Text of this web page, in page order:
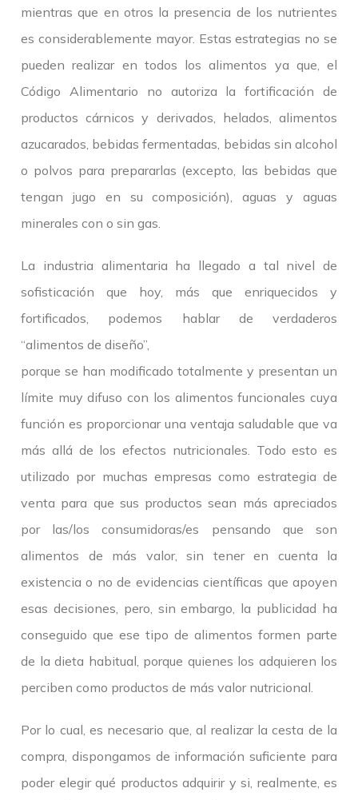
mientras que en otros la presencia de los nutrientes
es considerablemente mayor. Estas estrategias no se
pueden realizar en todos los alimentos ya que, el
Código Alimentario no autoriza la fortificación de
productos cárnicos y derivados, helados, alimentos
azucarados, bebidas fermentadas, bebidas sin alcohol
o polvos para prepararlas (excepto, las bebidas que
tengan jugo en su composición), aguas y aguas
minerales con o sin gas.
La industria alimentaria ha llegado a tal nivel de
sofisticación que hoy, más que enriquecidos y
fortificados, podemos hablar de verdaderos
“alimentos de diseño”,
porque se han modificado totalmente y presentan un
límite muy difuso con los alimentos funcionales cuya
función es proporcionar una ventaja saludable que va
más allá de los efectos nutricionales. Todo esto es
utilizado por muchas empresas como estrategia de
venta para que sus productos sean más apreciados
por las/los consumidoras/es pensando que son
alimentos de más valor, sin tener en cuenta la
existencia o no de evidencias científicas que apoyen
esas decisiones, pero, sin embargo, la publicidad ha
conseguido que ese tipo de alimentos formen parte
de la dieta habitual, porque quienes los adquieren los
perciben como productos de más valor nutricional.
Por lo cual, es necesario que, al realizar la cesta de la
compra, dispongamos de información suficiente para
poder elegir qué productos adquirir y si, realmente, es